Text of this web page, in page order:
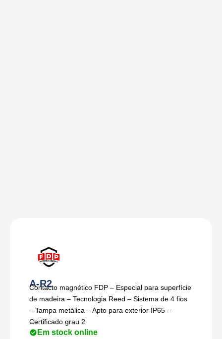
A-R2
Contacto magnético FDP – Especial para superfície
de madeira – Tecnologia Reed – Sistema de 4 fios
– Tampa metálica – Apto para exterior IP65 –
Certificado grau 2
Em stock online